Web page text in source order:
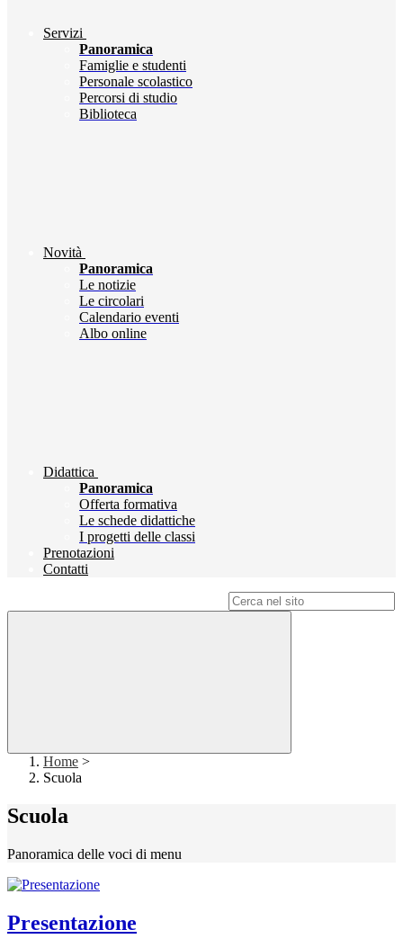
Servizi
Panoramica
Famiglie e studenti
Personale scolastico
Percorsi di studio
Biblioteca
Novità
Panoramica
Le notizie
Le circolari
Calendario eventi
Albo online
Didattica
Panoramica
Offerta formativa
Le schede didattiche
I progetti delle classi
Prenotazioni
Contatti
Home >
Scuola
Scuola
Panoramica delle voci di menu
Presentazione